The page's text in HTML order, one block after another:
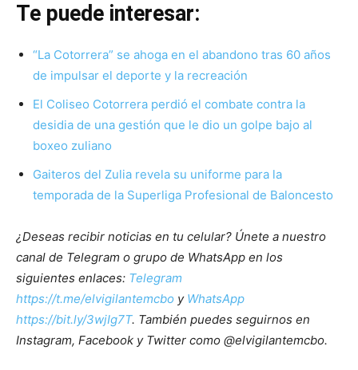
Te puede interesar:
“La Cotorrera” se ahoga en el abandono tras 60 años
de impulsar el deporte y la recreación
El Coliseo Cotorrera perdió el combate contra la
desidia de una gestión que le dio un golpe bajo al
boxeo zuliano
Gaiteros del Zulia revela su uniforme para la
temporada de la Superliga Profesional de Baloncesto
¿Deseas recibir noticias en tu celular? Únete a nuestro
canal de Telegram o grupo de WhatsApp en los
siguientes enlaces: Telegram
https://t.me/elvigilantemcbo y WhatsApp
https://bit.ly/3wjIg7T. También puedes seguirnos en
Instagram, Facebook y Twitter como @elvigilantemcbo.